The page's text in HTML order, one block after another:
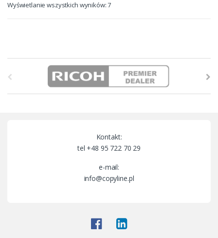
Wyświetlanie wszystkich wyników: 7
Kontakt:
tel +48 95 722 70 29
e-mail:
info@copyline.pl